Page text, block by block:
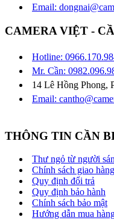
Email:
CAMERA VIỆT -
Hotline:
Mr. Cần:
14 Lê Hồng Phong,
Email:
THÔNG TIN CẦN
Thư ngỏ từ người
Chính sách giao hàng
Quy định đổi trả
Quy định bảo hành
Chính sách bảo mật
Hướng dẫn mua